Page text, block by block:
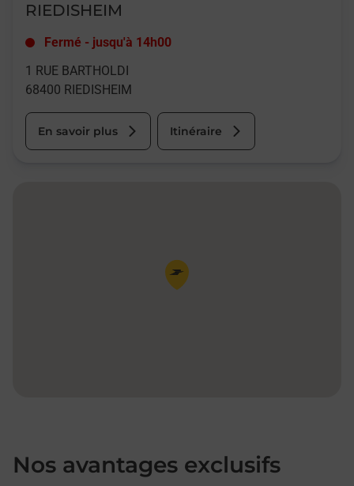
RIEDISHEIM
Fermé - jusqu'à 14h00
1 RUE BARTHOLDI
68400 RIEDISHEIM
En savoir plus Itinéraire
Pin de la carte
Nos avantages exclusifs